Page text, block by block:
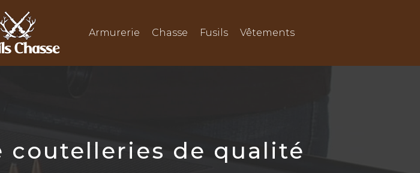
Armurerie Chasse Fusils Vêtements
coutelleries de qualité